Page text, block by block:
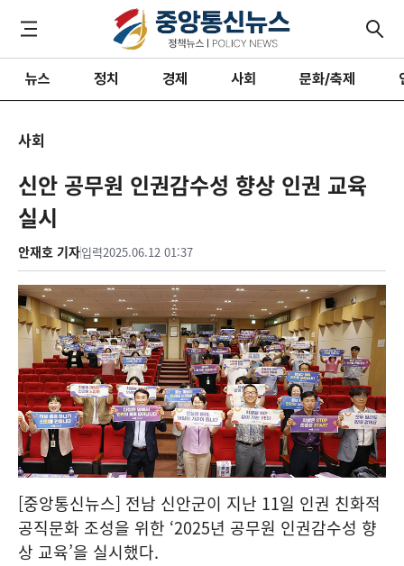
뉴스 정치 경제 사회 문화/축제
사회
신안 공무원 인권감수성 향상 인권 교육
실시
안재호 기자입력2025.06.12 01:37
[중앙통신뉴스] 전남 신안군이 지난 11일 인권 친화적
공직문화 조성을 위한 ‘2025년 공무원 인권감수성 향
상 교육’을 실시했다.